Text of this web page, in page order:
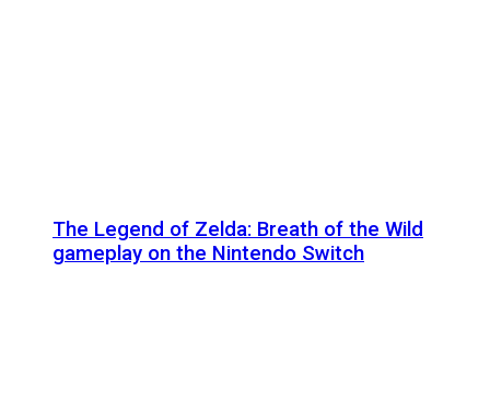
The Legend of Zelda: Breath of the Wild
gameplay on the Nintendo Switch